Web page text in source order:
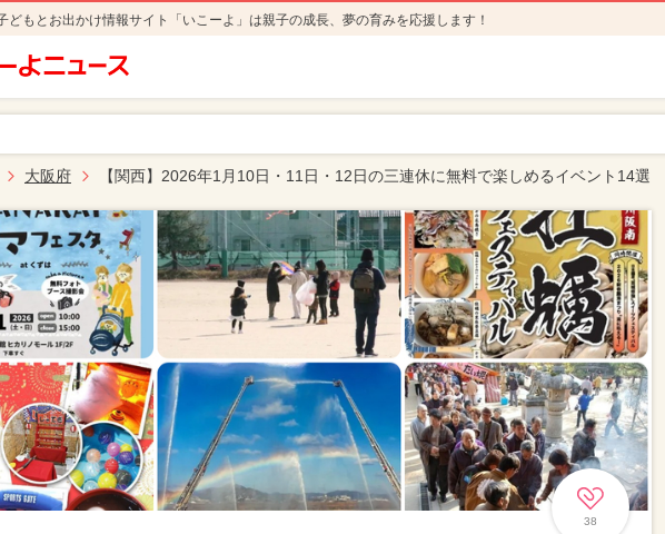
どもとお出かけ情報サイト「いこーよ」は親子の成長、夢の育みを応援します！
大阪府 【関西】2026年1月10日・11日・12日の三連休に無料で楽しめるイベント14選
38